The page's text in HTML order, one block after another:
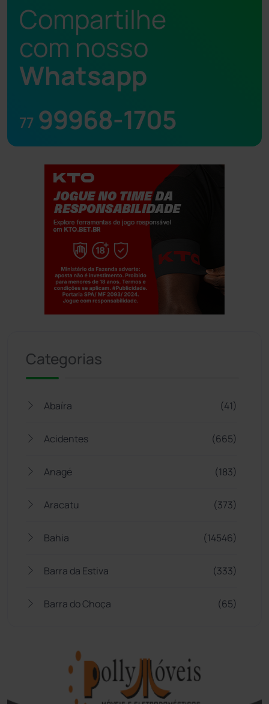
Compartilhe
com nosso
Whatsapp
77 99968-1705
Categorias
Abaíra (41)
Acidentes (665)
Anagé (183)
Aracatu (373)
Bahia (14546)
Barra da Estiva (333)
Barra do Choça (65)
Bom Jesus da Lapa